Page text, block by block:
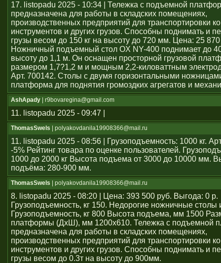
17. listopadu 2025 - 10:34 | Тележка с подъемной
предназначена для работы в складских помещениях,
производственных предприятий для транспортировки
инструментов и других грузов. Способны поднимать и
грузы весом до 150 кг на высоту до 720 мм. Цена: 25
Ножничный подъемный стол OX NY-400 поднимает до
высоту до 1,1 м. Он оснащен просторной грузовой
размером 1,7?1,2 м и мощным 2,2-киловаттным
Арт. 700142. Столы с двумя горизонтальными
платформа для поднятия громоздких агрегатов и
AshApady | r9bovaregina@gmail.com
11. listopadu 2025 - 09:47 |
ThomasSwels | polyakovdanila19908366@mail.ru
11. listopadu 2025 - 08:56 | Грузоподъемность: 1000 кг.
-5% Рейтинг товара по оценке пользователей.
1000 до 2000 кг Высота подъема от 3000 до 10000 мм.
подъёма: 280-900 мм.
ThomasSwels | polyakovdanila19908366@mail.ru
8. listopadu 2025 - 08:20 | Цена: 393 500 руб. Выгода: 0 р.
Грузоподъемность, кг 150. Недорогие ножничные столы
Грузоподъемность, кг 800 Высота подъема, мм 1500
платформы (ДхШ), мм 1200x610. Тележка с подъемной
предназначена для работы в складских помещениях,
производственных предприятий для транспортировки
инструментов и других грузов. Способны поднимать и
грузы весом до 0.3т на высоту до 900мм.